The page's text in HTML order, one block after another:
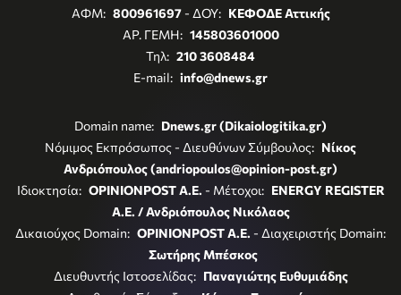
ΑΦΜ: 800961697- ΔΟΥ: ΚΕΦΟΔΕ Αττικής
ΑΡ. ΓΕΜΗ: 145803601000
Τηλ: 210 3608484
E-mail: info@dnews.gr
Domain name: Dnews.gr (Dikaiologitika.gr)
Νόμιμος Εκπρόσωπος - Διευθύνων Σύμβουλος: Νίκος
Ανδριόπουλος (andriopoulos@opinion-post.gr)
Ιδιοκτησία: OPINIONPOST A.E. - Μέτοχοι: ENERGY REGISTER
Α.Ε. / Ανδριόπουλος Νικόλαος
Δικαιούχος Domain: OPINIONPOST A.E. - Διαχειριστής Domain:
Σωτήρης Μπέσκος
Διευθυντής Ιστοσελίδας: Παναγιώτης Ευθυμιάδης